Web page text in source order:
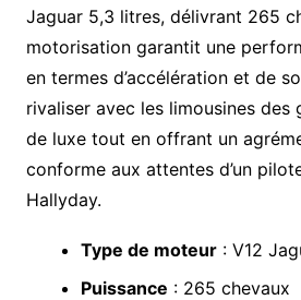
Jaguar 5,3 litres, délivrant 265
motorisation garantit une
en termes d’accélération et de
rivaliser avec les limousines des
de luxe tout en offrant un
conforme aux attentes d’un
Hallyday.
Type de moteur: V12
Puissance : 265 chevaux